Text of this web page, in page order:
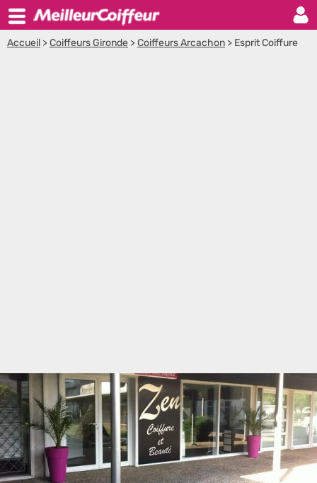
Accueil >Coiffeurs Gironde >Coiffeurs Arcachon > Esprit Coiffure